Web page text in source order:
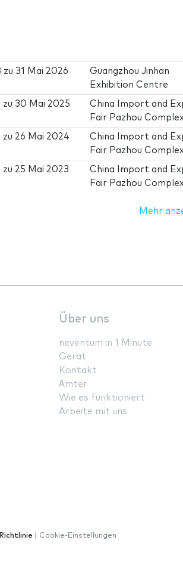
zu 31 Mai 2026
Guangzhou Jinhan
Exhibition Centre
zu 30 Mai 2025
China Import and
Fair Pazhou
zu 26 Mai 2024
China Import and
Fair Pazhou
zu 25 Mai 2023
China Import and
Fair Pazhou
Mehr
Über uns
neventum in 1 Minute
Gerät
Kontakt
Ämter
Wie es funktioniert
Arbeite mit uns
Cookie-Einstellungen